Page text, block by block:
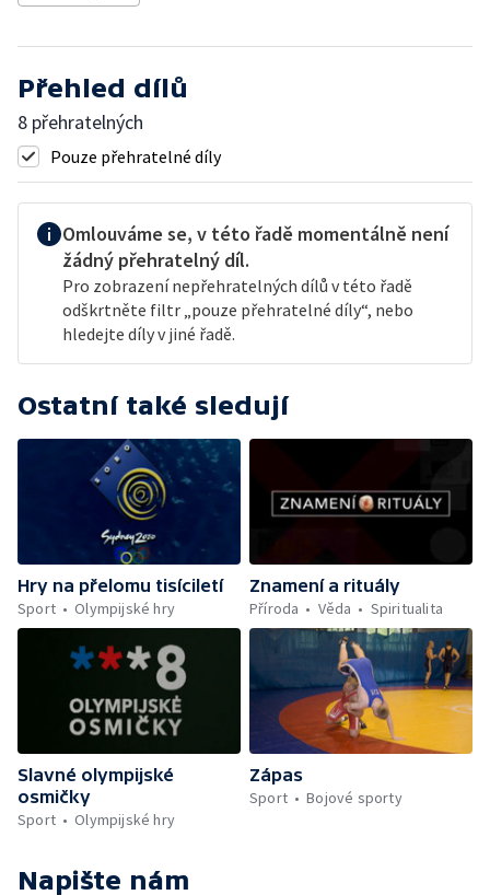
Přehled dílů
8 přehratelných
Pouze přehratelné díly
Omlouváme se, v této řadě momentálně není
žádný přehratelný díl.
Pro zobrazení nepřehratelných dílů v této řadě
odškrtněte filtr „pouze přehratelné díly“, nebo
hledejte díly v jiné řadě.
Ostatní také sledují
Hry na přelomu tisíciletí
Sport
Olympijské hry
Znamení a rituály
Příroda
Věda Spiritualita
Slavné olympijské
osmičky
Sport
Olympijské hry
Zápas
Sport
Bojové sporty
Napište nám